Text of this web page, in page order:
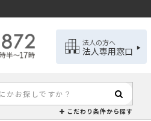
法人の方へ
法人専用窓口
こだわり条件から探す